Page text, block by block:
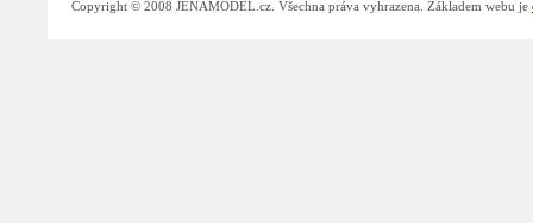
Copyright © 2008 JENAMODEL.cz. Všechna práva vyhrazena. Základem webu je